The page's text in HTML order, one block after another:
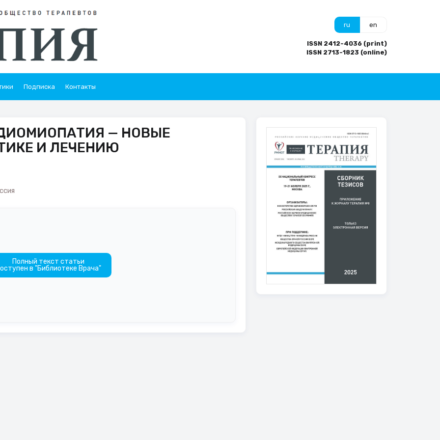
ru en
ISSN 2412-4036 (print)
ISSN 2713-1823 (online)
Подписка Контакты
— НОВЫЕ
И ЛЕЧЕНИЮ
Полный текст статьи
в "Библиотеке Врача"